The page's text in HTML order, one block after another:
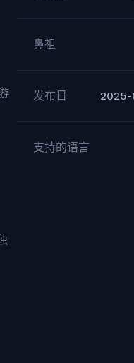
鼻祖
发布日 2025-
支持的语言